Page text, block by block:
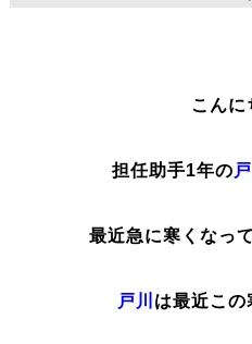
こんに
担任助手1年の 戸
最近急に寒くなっ
戸川 は最近この